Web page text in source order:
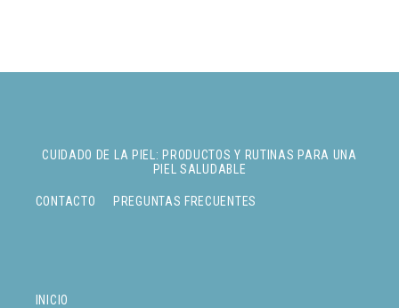
INICIO
CUIDADO DE LA PIEL: PRODUCTOS Y RUTINAS PARA UNA
PIEL SALUDABLE
CONTACTO PREGUNTAS FRECUENTES